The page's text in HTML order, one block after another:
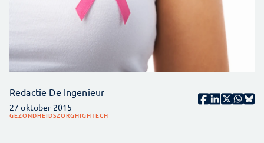
Redactie De Ingenieur
27 oktober 2015
GEZONDHEIDSZORGHIGHTECH